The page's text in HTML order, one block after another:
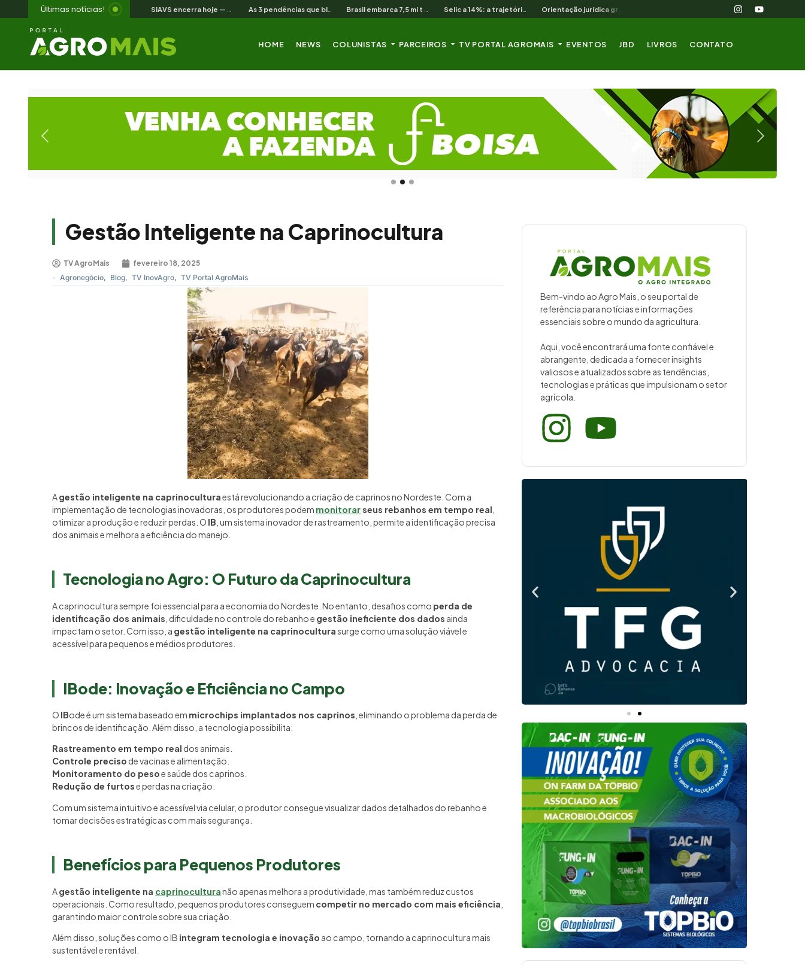
Últimas notícias!
HOME NEWS COLUNISTAS PARCEIROS TV PORTAL AGROMAIS EVENTOS JBD LIVROS CONTATO
Gestão Inteligente na Caprinocultura
TV AgroMais
fevereiro 18, 2025
- Agronegócio, Blog, TV InovAgro, TV Portal AgroMais
Agestão inteligente na caprinoculturaestá revolucionando a criação de caprinos no Nordeste. Com a
implementação de tecnologias inovadoras, os produtores podem monitorarseus rebanhos em tempo real
otimizar a produção e reduzir perdas. O IB , um sistema inovador de rastreamento, permite a identificação precisa
dos animais e melhora a eficiência do manejo.
Tecnologia no Agro: O Futuro da Caprinocultura
A caprinocultura sempre foi essencial para a economia do Nordeste. No entanto, desafios como perda de
identificação dos animais , dificuldade no controle do rebanho e gestão ineficiente dos dados ainda
impactam o setor. Com isso, a gestão inteligente na caprinoculturasurge como uma solução viável e
acessível para pequenos e médios produtores.
IBode: Inovação e Eficiência no Campo
O IBode é um sistema baseado em microchips implantados nos caprinos , eliminando o problema da perda de
brincos de identificação. Além disso, a tecnologia possibilita:
Rastreamento em tempo real dos animais.
Controle preciso de vacinas e alimentação.
Monitoramento do pesoe saúde dos caprinos.
Redução de furtose perdas na criação.
Com um sistema intuitivo e acessível via celular, o produtor consegue visualizar dados detalhados do rebanho e
tomar decisões estratégicas com mais segurança.
Benefícios para Pequenos Produtores
Agestão inteligente na caprinoculturanão apenas melhora a produtividade, mas também reduz custos
operacionais. Como resultado, pequenos produtores conseguem competir no mercado com mais eficiência
garantindo maior controle sobre sua criação.
Além disso, soluções como o IB integram tecnologia e inovação ao campo, tornando a caprinocultura mais
sustentável e rentável.
Bem-vindo ao Agro Mais, o seu portal de
referência para notícias e informações
essenciais sobre o mundo da agricultura.
Aqui, você encontrará uma fonte confiável e
abrangente, dedicada a fornecer insights
valiosos e atualizados sobre as tendências,
tecnologias e práticas que impulsionam o setor
agrícola.